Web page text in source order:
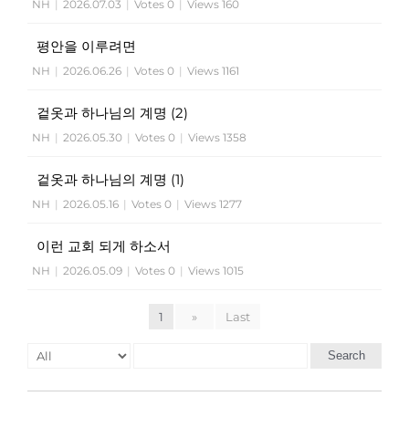
NH | 2026.07.03 | Votes 0 | Views 160
평안을 이루려면
NH | 2026.06.26 | Votes 0 | Views 1161
겉옷과 하나님의 계명 (2)
NH | 2026.05.30 | Votes 0 | Views 1358
겉옷과 하나님의 계명 (1)
NH | 2026.05.16 | Votes 0 | Views 1277
이런 교회 되게 하소서
NH | 2026.05.09 | Votes 0 | Views 1015
1 » Last
Search